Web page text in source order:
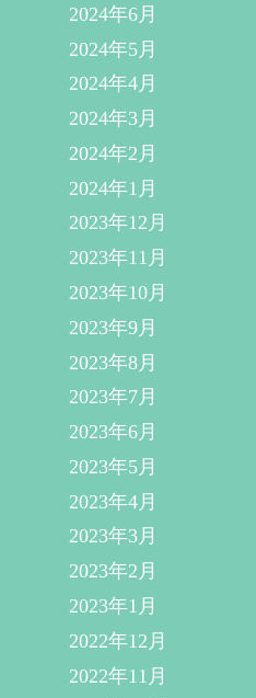
2024年6月
2024年5月
2024年4月
2024年3月
2024年2月
2024年1月
2023年12月
2023年11月
2023年10月
2023年9月
2023年8月
2023年7月
2023年6月
2023年5月
2023年4月
2023年3月
2023年2月
2023年1月
2022年12月
2022年11月